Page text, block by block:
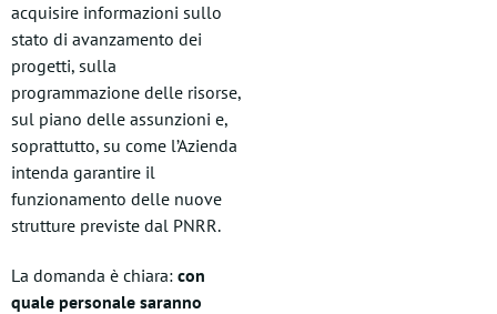
acquisire informazioni sullo
stato di avanzamento dei
progetti, sulla
programmazione delle risorse,
sul piano delle assunzioni e,
soprattutto, su come l’Azienda
intenda garantire il
funzionamento delle nuove
strutture previste dal PNRR.
La domanda è chiara: con
quale personale saranno